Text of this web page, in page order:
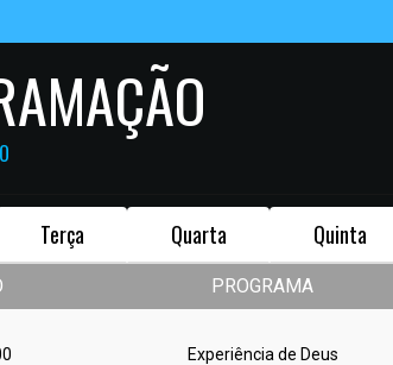
Terça Quarta Quinta
PROGRAMA
Experiência de Deus